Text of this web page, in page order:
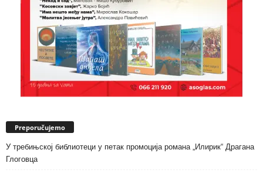
Preporučujemo
У требињској библиотеци у петак промоција романа „Илирик“ Драгана
Глоговца